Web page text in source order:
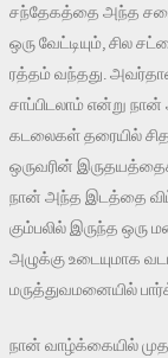
சந்தேகத்தை அந்த
ஒரு வேட்டியும், சில
ரத்தம் வந்தது.
சாப்பிடலாம் என்று
கடலைகள் தரையில்
ஒருவரின்
நான் அந்த இடத்தை
கும்பலில் இருந்த ஒரு
அழுக்கு உடையுமாக
மருத்துவமனையில்
நான் வாழ்க்கையில்